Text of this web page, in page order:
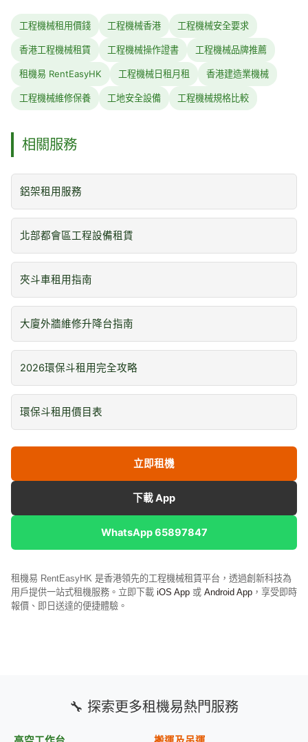
工程機械租用價錢 工程機械香港 工程機械安全要求
香港工程機械租賃 工程機械操作證書 工程機械品牌推薦
租機易 RentEasyHK 工程機械日租月租 香港建造業機械
工程機械維修保養 工地安全設備 工程機械規格比較
相關服務
鋁架租用服務
北部都會區工程設備租賃
夾斗車租用指南
大廈外牆維修升降台指南
2026環保斗租用完全攻略
環保斗租用價目表
立即租機
下載 App
WhatsApp 65897847
租機易 RentEasyHK 是香港領先的工程機械租賃平台，透過創新科技為
用戶提供一站式租機服務。立即下載 iOS App 或 Android App ，享受即時
報價、即日送達的便捷體驗。
🔧 探索更多租機易熱門服務